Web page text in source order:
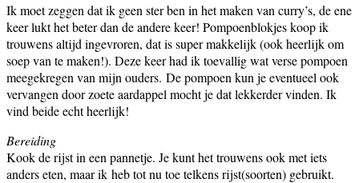
Ik moet zeggen dat ik geen ster ben in het maken van curry’s, de ene
keer lukt het beter dan de andere keer! Pompoenblokjes koop ik
trouwens altijd ingevroren, dat is super makkelijk (ook heerlijk om
soep van te maken!). Deze keer had ik toevallig wat verse pompoen
meegekregen van mijn ouders. De pompoen kun je eventueel ook
vervangen door zoete aardappel mocht je dat lekkerder vinden. Ik
vind beide echt heerlijk!
Bereiding
Kook de rijst in een pannetje. Je kunt het trouwens ook met iets
anders eten, maar ik heb tot nu toe telkens rijst(soorten) gebruikt.